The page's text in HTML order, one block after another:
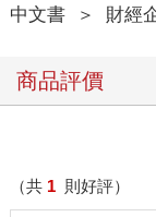
中文書 ＞ 財經
商品評價
（共 1 則好評）